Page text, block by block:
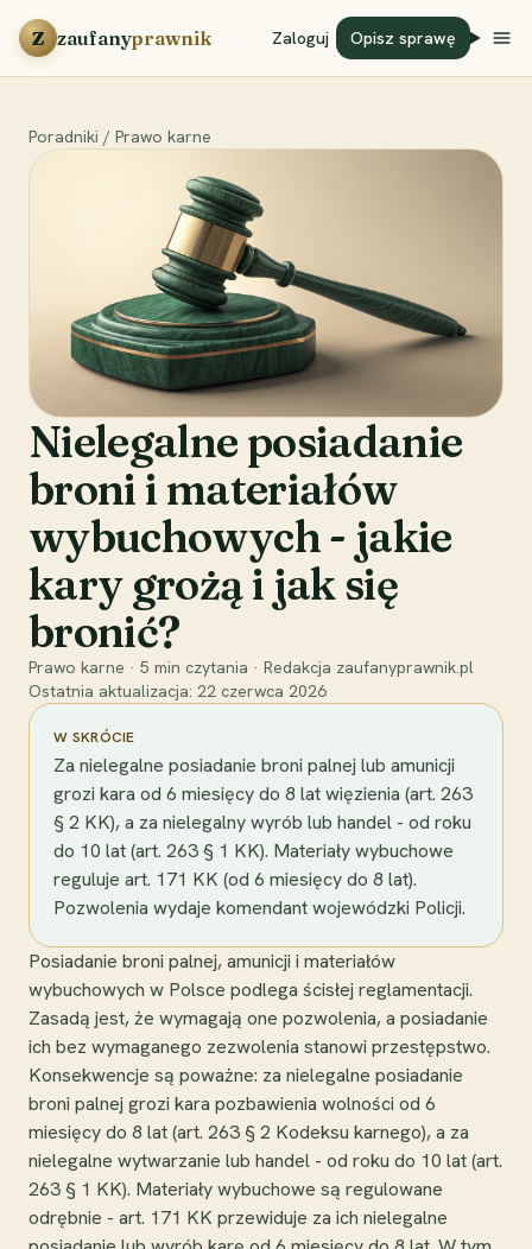
Przejdź do treści
Z zaufanyprawnik Zaloguj Opisz sprawę
Poradniki / Prawo karne
Nielegalne posiadanie
broni i materiałów
wybuchowych - jakie
kary grożą i jak się
bronić?
Prawo karne · 5 min czytania · Redakcja zaufanyprawnik.pl
Ostatnia aktualizacja: 22 czerwca 2026
W SKRÓCIE
Za nielegalne posiadanie broni palnej lub amunicji
grozi kara od 6 miesięcy do 8 lat więzienia (art. 263
§ 2 KK), a za nielegalny wyrób lub handel - od roku
do 10 lat (art. 263 § 1 KK). Materiały wybuchowe
reguluje art. 171 KK (od 6 miesięcy do 8 lat).
Pozwolenia wydaje komendant wojewódzki Policji.
Posiadanie broni palnej, amunicji i materiałów
wybuchowych w Polsce podlega ścisłej reglamentacji.
Zasadą jest, że wymagają one pozwolenia, a posiadanie
ich bez wymaganego zezwolenia stanowi przestępstwo.
Konsekwencje są poważne: za nielegalne posiadanie
broni palnej grozi kara pozbawienia wolności od 6
miesięcy do 8 lat (art. 263 § 2 Kodeksu karnego), a za
nielegalne wytwarzanie lub handel - od roku do 10 lat (art.
263 § 1 KK). Materiały wybuchowe są regulowane
odrębnie - art. 171 KK przewiduje za ich nielegalne